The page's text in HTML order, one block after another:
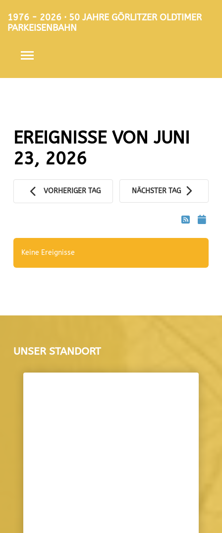
1976 - 2026 · 50 JAHRE GÖRLITZER OLDTIMER
PARKEISENBAHN
EREIGNISSE VON JUNI
23, 2026
VORHERIGER TAG NÄCHSTER TAG
Keine Ereignisse
UNSER STANDORT